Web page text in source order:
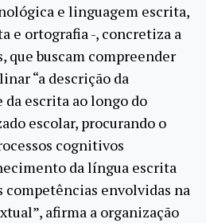
e linguagem escrita,
e ortografia -, concretiza a
que buscam compreender
“a descrição da
escrita ao longo do
escolar, procurando o
cognitivos
da língua escrita
competências envolvidas na
afirma a organização